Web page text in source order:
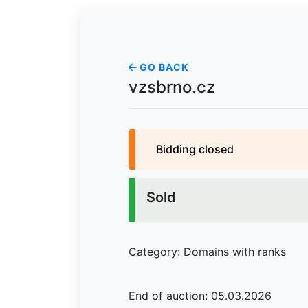
GO BACK
vzsbrno.cz
Bidding closed
Sold
Category: Domains with ranks
End of auction: 05.03.2026